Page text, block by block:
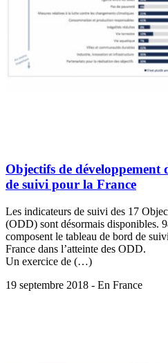
Objectifs de
de suivi pour la France
Les indicateurs de suivi des 17
(ODD) sont désormais disponibles.
composent le tableau de bord de
France dans l’atteinte des ODD.
Un exercice de (…)
19 septembre 2018 - En France